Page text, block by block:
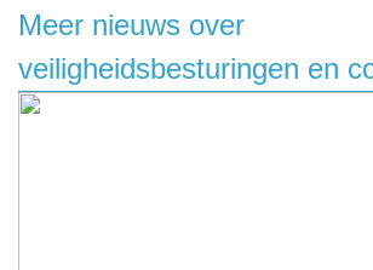
Meer nieuws over
veiligheidsbesturingen en